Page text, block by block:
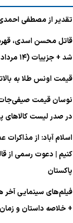
تقدیر از مصطفی احمدی
قاتل محسن اسدی،
شد + جزییات (۱۴ مرداد ۱۴۰۵)
قیمت اونس طلا به بالاترین حد
نوسان قیمت صیفی‌جات
در صدر لیست کالا‌های
اسلام آباد: از
کنیم | دعوت رسمی از
پاکستان
+ خلاصه داستان و